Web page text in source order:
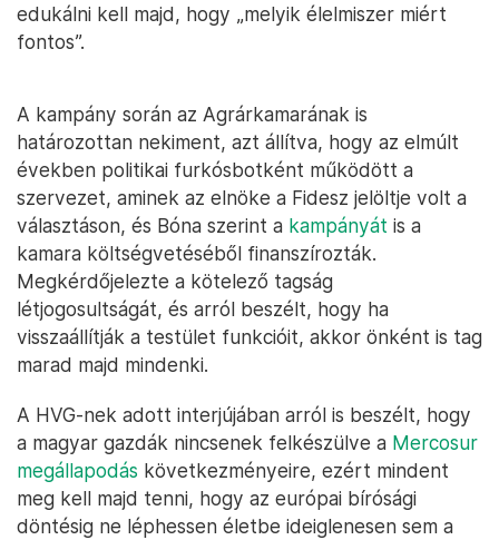
edukálni kell majd, hogy „melyik élelmiszer miért
fontos”.
A kampány során az Agrárkamarának is
határozottan nekiment, azt állítva, hogy az elmúlt
években politikai furkósbotként működött a
szervezet, aminek az elnöke a Fidesz jelöltje volt a
választáson, és Bóna szerint a kampányát is a
kamara költségvetéséből finanszírozták.
Megkérdőjelezte a kötelező tagság
létjogosultságát, és arról beszélt, hogy ha
visszaállítják a testület funkcióit, akkor önként is tag
marad majd mindenki.
A HVG-nek adott interjújában arról is beszélt, hogy
a magyar gazdák nincsenek felkészülve a Mercosur
megállapodás következményeire, ezért mindent
meg kell majd tenni, hogy az európai bírósági
döntésig ne léphessen életbe ideiglenesen sem a